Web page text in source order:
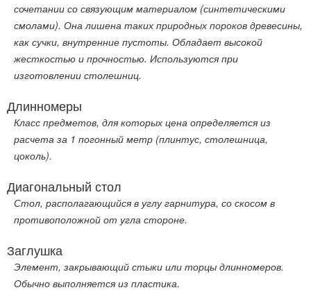
сочетании со связующим материалом (синтетическими
смолами). Она лишена таких природных пороков древесины,
как сучки, внутренние пустоты. Обладает высокой
жесткостью и прочностью. Используются при
изготовлении столешниц.
Длинномеры
Класс предметов, для которых цена определяется из
расчета за 1 погонный метр (плинтус, столешница,
цоколь).
Диагональный стол
Стол, располагающийся в углу гарнитура, со скосом в
противоположной от угла стороне.
Заглушка
Элемент, закрывающий стыки или торцы длинномеров.
Обычно выполняется из пластика.